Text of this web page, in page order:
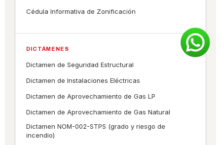
Cédula Informativa de Zonificación
DICTÁMENES
Dictamen de Seguridad Estructural
Dictamen de Instalaciones Eléctricas
Dictamen de Aprovechamiento de Gas LP
Dictamen de Aprovechamiento de Gas Natural
Dictamen NOM-002-STPS (grado y riesgo de
incendio)